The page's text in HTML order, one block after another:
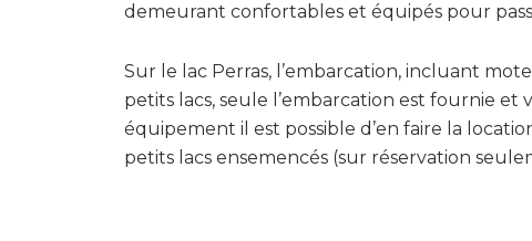
demeurant confortables et équipés pour
Sur le lac Perras, l’embarcation, incluant
petits lacs, seule l’embarcation est fournie
équipement il est possible d’en faire la
petits lacs ensemencés (sur réservation